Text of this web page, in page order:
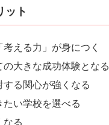
ット
考える力」が身につく
の大きな成功体験となる
する関心が強くなる
たい学校を選べる
なる